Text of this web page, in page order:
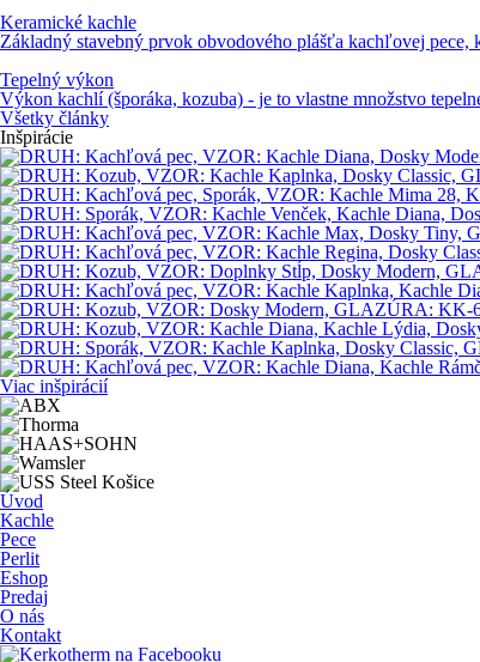
Keramické kachle
Základný stavebný prvok obvodového plášťa kachľovej
Tepelný výkon
Výkon kachlí (šporáka, kozuba) - je to vlastne množstvo
Všetky články
Inšpirácie
Viac inšpirácií
Úvod
Kachle
Pece
Perlit
Eshop
Predaj
O nás
Kontakt